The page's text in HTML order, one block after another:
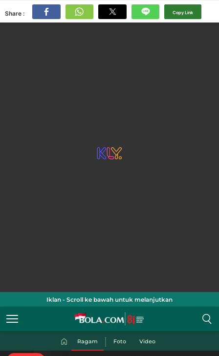
Share : Copy Link
Iklan - Scroll ke bawah untuk melanjutkan
Ragam Foto Video